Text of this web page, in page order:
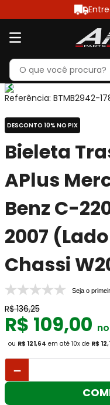
Referência: BTMB2942-
DESCONTO 10% NO PIX
Bieleta
APlus
Benz C-
2007
Chassi
Seja o
R$ 136,25
R$ 109,00
ou R$ 121,64 em até 10x de R$
－